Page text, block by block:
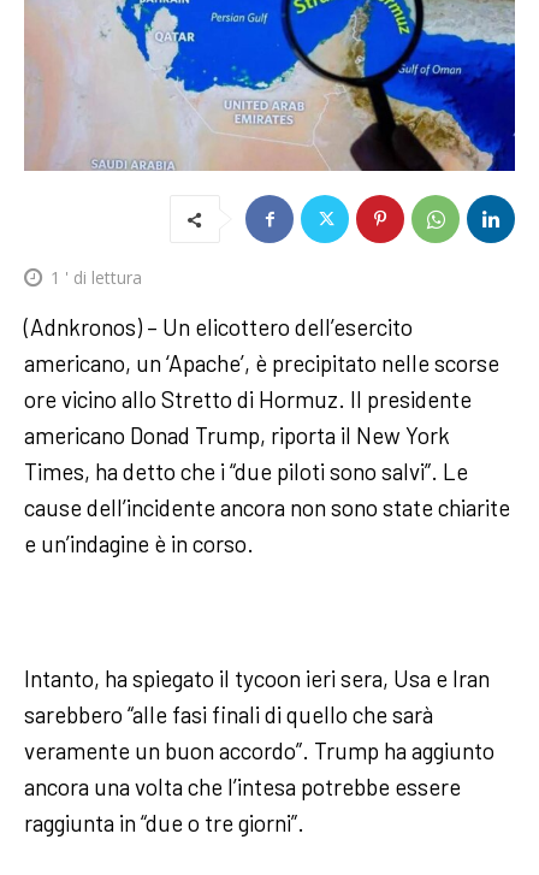
1 ' di lettura
(Adnkronos) – Un elicottero dell’esercito
americano, un ‘Apache’, è precipitato nelle scorse
ore vicino allo Stretto di Hormuz. Il presidente
americano Donad Trump, riporta il New York
Times, ha detto che i “due piloti sono salvi”. Le
cause dell’incidente ancora non sono state chiarite
e un’indagine è in corso.
Intanto, ha spiegato il tycoon ieri sera, Usa e Iran
sarebbero “alle fasi finali di quello che sarà
veramente un buon accordo”. Trump ha aggiunto
ancora una volta che l’intesa potrebbe essere
raggiunta in “due o tre giorni”.